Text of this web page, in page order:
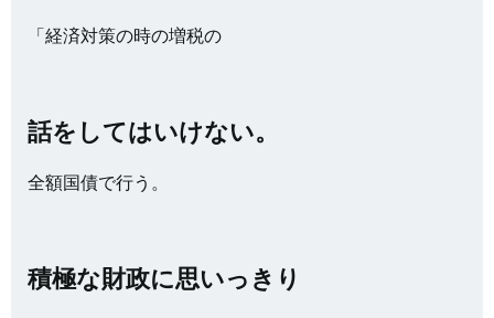
「経済対策の時の増税の
話をしてはいけない。
全額国債で行う。
積極な財政に思いっきり